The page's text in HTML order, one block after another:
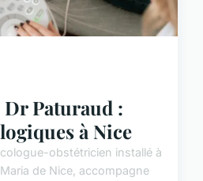
Paturaud :
à Nice
obstétricien installé à
de Nice, accompagne